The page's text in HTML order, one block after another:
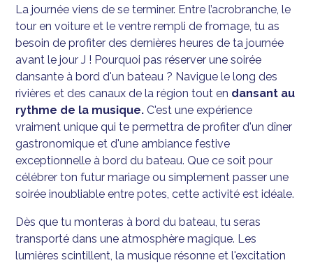
La journée viens de se terminer. Entre l’acrobranche, le
tour en voiture et le ventre rempli de fromage, tu as
besoin de profiter des dernières heures de ta journée
avant le jour J ! Pourquoi pas réserver une soirée
dansante à bord d'un bateau ? Navigue le long des
rivières et des canaux de la région tout en dansant au
rythme de la musique. C'est une expérience
vraiment unique qui te permettra de profiter d'un dîner
gastronomique et d'une ambiance festive
exceptionnelle à bord du bateau. Que ce soit pour
célébrer ton futur mariage ou simplement passer une
soirée inoubliable entre potes, cette activité est idéale.
Dès que tu monteras à bord du bateau, tu seras
transporté dans une atmosphère magique. Les
lumières scintillent, la musique résonne et l'excitation